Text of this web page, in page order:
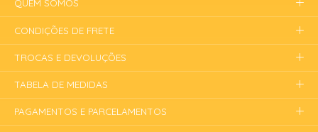
QUEM SOMOS
CONDIÇÕES DE FRETE
TROCAS E DEVOLUÇÕES
TABELA DE MEDIDAS
PAGAMENTOS E PARCELAMENTOS